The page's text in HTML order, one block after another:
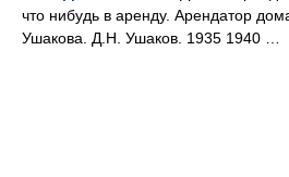
что нибудь в аренду. Арендатор
Ушакова. Д.Н. Ушаков. 1935 1940 …